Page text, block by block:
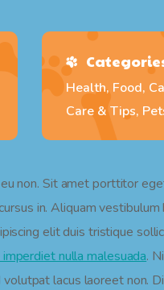
Health, Food,
Care & Tips,
non. Sit amet porttitor
in. Aliquam
elit duis tristique
nulla malesuada.
lacus laoreet non.